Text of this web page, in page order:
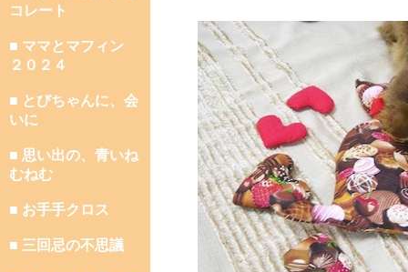
コレート
■ ママとマフィン
２０２４
■ とびちゃんに、会
いに
■ 思い出の、青いね
むねむ
■ お手手クロス
■ 三回忌の不思議